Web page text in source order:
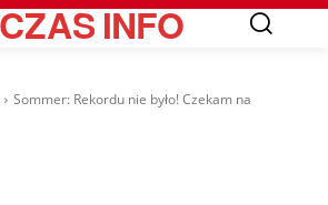
INFO
Sommer: Rekordu nie było! Czekam na